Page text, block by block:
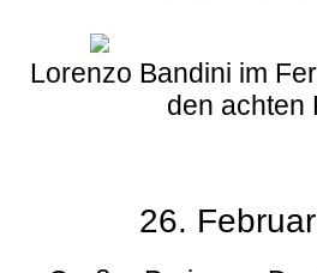
Lorenzo Bandini im
den achten
26.